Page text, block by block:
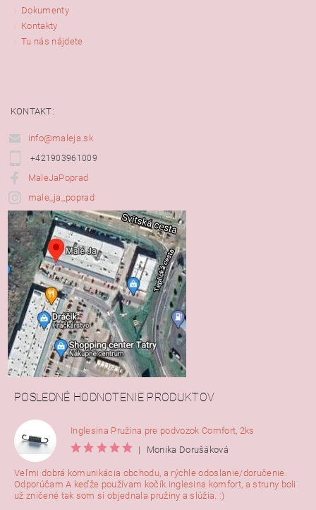
Dokumenty
Kontakty
Tu nás nájdete
KONTAKT:
info@maleja.sk
+421903961009
MaleJaPoprad
male_ja_poprad
POSLEDNÉ HODNOTENIE PRODUKTOV
Inglesina Pružina pre podvozok Comfort, 2ks
|
Monika Dorušáková
Veľmi dobrá komunikácia obchodu, a rýchle odoslanie/doručenie.
Odporúčam A keďže používam kočík inglesina komfort, a struny boli
už zničené tak som si objednala pružiny a slúžia. :)